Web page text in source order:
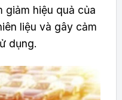
giảm hiệu quả của
liệu và gây cảm
dụng.